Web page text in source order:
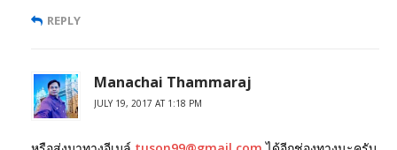
REPLY
Manachai Thammaraj
JULY 19, 2017 AT 1:18 PM